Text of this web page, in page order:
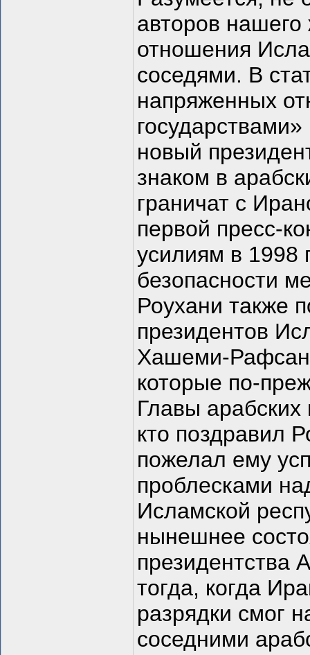
авторов нашего
отношения
соседями. В
напряженных
новый
знаком в
граничат с
первой пресс-
усилиям в 1998
безопасности
Роухани также
президентов
Хашеми-
которые по-
Главы
кто поздравил
пожелал ему
проблесками
Исламской
нынешнее
президентства
тогда, когда
разрядки смог
соседними